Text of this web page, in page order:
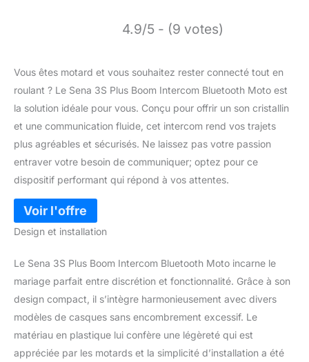
4.9/5 - (9 votes)
Vous êtes motard et vous souhaitez rester connecté tout en
roulant ? Le Sena 3S Plus Boom Intercom Bluetooth Moto est
la solution idéale pour vous. Conçu pour offrir un son cristallin
et une communication fluide, cet intercom rend vos trajets
plus agréables et sécurisés. Ne laissez pas votre passion
entraver votre besoin de communiquer; optez pour ce
dispositif performant qui répond à vos attentes.
Design et installation
Le Sena 3S Plus Boom Intercom Bluetooth Moto incarne le
mariage parfait entre discrétion et fonctionnalité. Grâce à son
design compact, il s’intègre harmonieusement avec divers
modèles de casques sans encombrement excessif. Le
matériau en plastique lui confère une légèreté qui est
appréciée par les motards et la simplicité d’installation a été